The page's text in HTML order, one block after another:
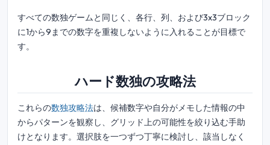
すべての数独ゲームと同じく、各行、列、および3x3ブロック
に1から9までの数字を重複しないように入れることが目標で
す。
ハード数独の攻略法
これらの数独攻略法は、候補数字や自分がメモした情報の中
からパターンを観察し、グリッド上の可能性を絞り込む手助
けとなります。選択肢を一つずつ丁寧に検討し、該当しなく